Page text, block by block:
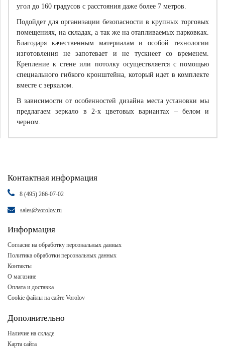
угол до 160 градусов с расстояния даже более 7 метров.
Подойдет для организации безопасности в крупных торговых
помещениях, на складах, а так же на отапливаемых парковках.
Благодаря качественным материалам и особой технологии
изготовления не запотевает и не тускнеет со временем.
Крепление к стене или потолку осуществляется с помощью
специального гибкого кронштейна, который идет в комплекте
вместе с зеркалом.
В зависимости от особенностей дизайна места установки мы
предлагаем зеркало в 2-х цветовых вариантах – белом и
черном.
Контактная информация
8 (495) 266-07-02
sales@vorolov.ru
Информация
Согласие на обработку персональных данных
Политика обработки персональных данных
Контакты
О магазине
Оплата и доставка
Cookie файлы на сайте Vorolov
Дополнительно
Наличие на складе
Карта сайта